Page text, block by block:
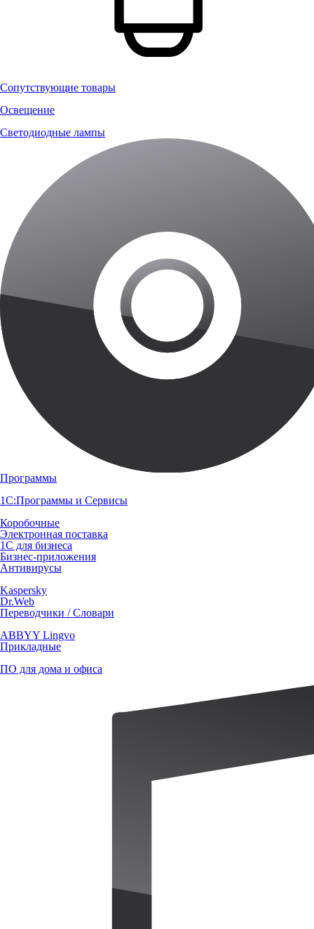
Сопутствующие товары
Освещение
Светодиодные лампы
Программы
1С:Программы и Сервисы
Коробочные
Электронная поставка
1С для бизнеса
Бизнес-приложения
Антивирусы
Kaspersky
Dr.Web
Переводчики / Словари
ABBYY Lingvo
Прикладные
ПО для дома и офиса